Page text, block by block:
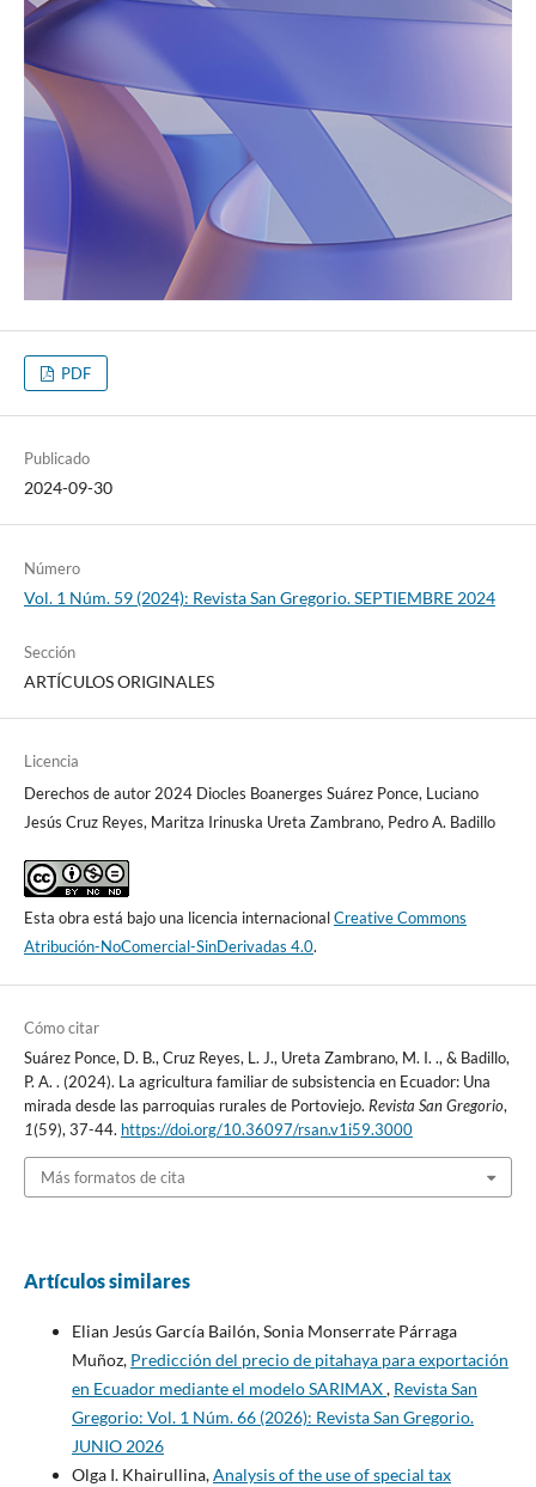
PDF
Publicado
2024-09-30
Número
Vol. 1 Núm. 59 (2024): Revista San Gregorio. SEPTIEMBRE 2024
Sección
ARTÍCULOS ORIGINALES
Licencia
Derechos de autor 2024 Diocles Boanerges Suárez Ponce, Luciano
Jesús Cruz Reyes, Maritza Irinuska Ureta Zambrano, Pedro A. Badillo
Esta obra está bajo una licencia internacionalCreative Commons
Atribución-NoComercial-SinDerivadas 4.0.
Cómo citar
Suárez Ponce, D. B., Cruz Reyes, L. J., Ureta Zambrano, M. I. ., & Badillo,
P. A. . (2024). La agricultura familiar de subsistencia en Ecuador: Una
mirada desde las parroquias rurales de Portoviejo. Revista San Gregorio,
1(59), 37-44. https://doi.org/10.36097/rsan.v1i59.3000
Más formatos de cita
Artículos similares
Elian Jesús García Bailón, Sonia Monserrate Párraga
Muñoz, Predicción del precio de pitahaya para exportación
en Ecuador mediante el modelo SARIMAX, Revista San
Gregorio: Vol. 1 Núm. 66 (2026): Revista San Gregorio.
JUNIO 2026
Olga I. Khairullina,Analysis of the use of special tax